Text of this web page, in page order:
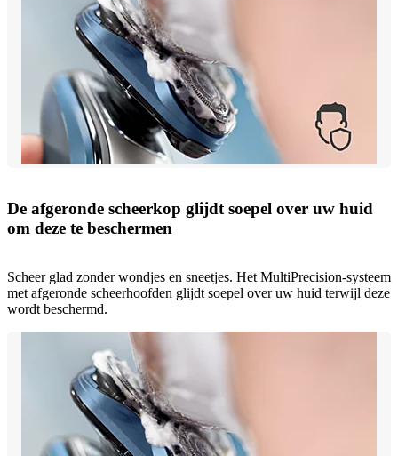
De afgeronde scheerkop glijdt soepel over uw huid
om deze te beschermen
Scheer glad zonder wondjes en sneetjes. Het MultiPrecision-systeem
met afgeronde scheerhoofden glijdt soepel over uw huid terwijl deze
wordt beschermd.